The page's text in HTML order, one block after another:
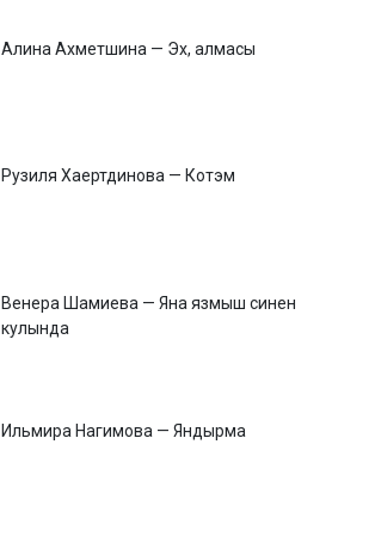
Алина Ахметшина — Эх, алмасы
Рузиля Хаертдинова — Котэм
Венера Шамиева — Яна язмыш синен
кулында
Ильмира Нагимова — Яндырма